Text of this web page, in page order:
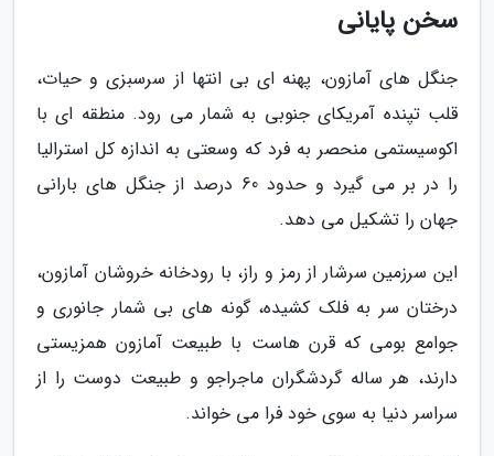
سخن پایانی
جنگل های آمازون، پهنه ای بی انتها از سرسبزی و حیات،
قلب تپنده آمریکای جنوبی به شمار می رود. منطقه ای با
اکوسیستمی منحصر به فرد که وسعتی به اندازه کل استرالیا
را در بر می گیرد و حدود 60 درصد از جنگل های بارانی
جهان را تشکیل می دهد.
این سرزمین سرشار از رمز و راز، با رودخانه خروشان آمازون،
درختان سر به فلک کشیده، گونه های بی شمار جانوری و
جوامع بومی که قرن هاست با طبیعت آمازون همزیستی
دارند، هر ساله گردشگران ماجراجو و طبیعت دوست را از
سراسر دنیا به سوی خود فرا می خواند.